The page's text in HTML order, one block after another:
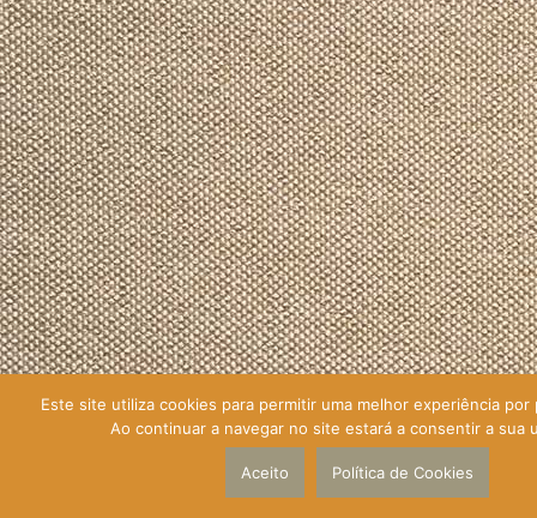
Este site utiliza cookies para permitir uma melhor experiência por
Ao continuar a navegar no site estará a consentir a sua
Aceito Política de Cookies